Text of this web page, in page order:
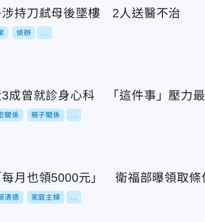
涉持刀弒母後墜樓 2人送醫不治
偵辦
3成曾就診身心科 「這件事」壓力
關係 親子關係
每月也領5000元」 衛福部曝領取條
清德 家庭主婦